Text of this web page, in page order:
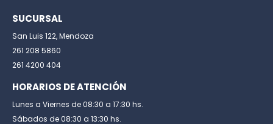
SUCURSAL
San Luis 122, Mendoza
261 208 5860
261 4200 404
HORARIOS DE ATENCIÓN
Lunes a Viernes de 08:30 a 17:30 hs.
Sábados de 08:30 a 13:30 hs.